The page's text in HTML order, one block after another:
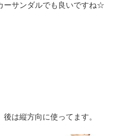
ーサンダルでも良いですね☆
は縦方向に使ってます。